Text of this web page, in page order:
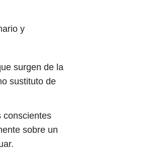
y
surgen de la
sustituto de
conscientes
sobre un